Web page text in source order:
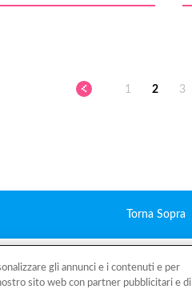
1 2 3
Torna Sopra
Creazioni Cos'è Aquabeads?
gli annunci e i contenuti e per
sito web con partner pubblicitari e di